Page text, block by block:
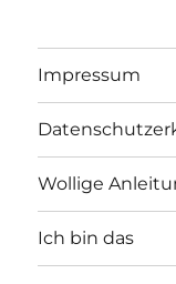
Impressum
Wollige
Ich bin das